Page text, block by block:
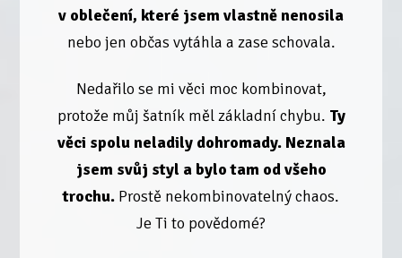
v oblečení, které jsem vlastně nenosila
nebo jen občas vytáhla a zase schovala.
Nedařilo se mi věci moc kombinovat,
protože můj šatník měl základní chybu. Ty
věci spolu neladily dohromady. Neznala
jsem svůj styl a bylo tam od všeho
trochu. Prostě nekombinovatelný chaos.
Je Ti to povědomé?